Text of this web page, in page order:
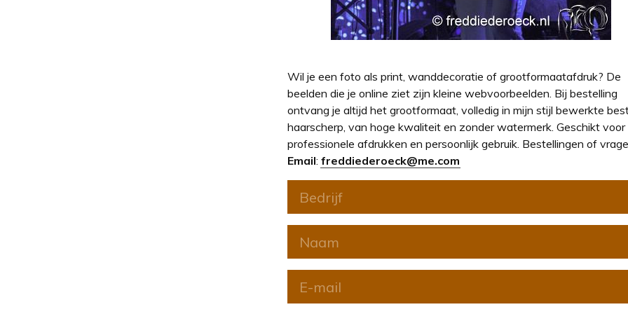
Wil je een foto als print, wanddecoratie of grootformaatafdruk? De
beelden die je online ziet zijn kleine webvoorbeelden. Bij bestelling
ontvang je altijd het grootformaat, volledig in mijn stijl bewerkte
haarscherp, van hoge kwaliteit en zonder watermerk. Geschikt voor
professionele afdrukken en persoonlijk gebruik. Bestellingen of
Email: freddiederoeck@me.com